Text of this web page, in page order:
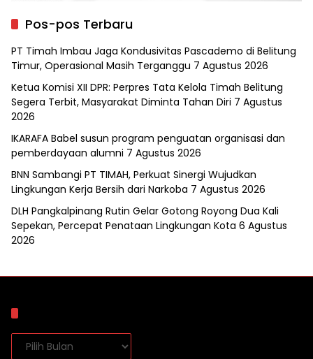
Pos-pos Terbaru
PT Timah Imbau Jaga Kondusivitas Pascademo di Belitung
Timur, Operasional Masih Terganggu 7 Agustus 2026
Ketua Komisi XII DPR: Perpres Tata Kelola Timah Belitung
Segera Terbit, Masyarakat Diminta Tahan Diri 7 Agustus
2026
IKARAFA Babel susun program penguatan organisasi dan
pemberdayaan alumni 7 Agustus 2026
BNN Sambangi PT TIMAH, Perkuat Sinergi Wujudkan
Lingkungan Kerja Bersih dari Narkoba 7 Agustus 2026
DLH Pangkalpinang Rutin Gelar Gotong Royong Dua Kali
Sepekan, Percepat Penataan Lingkungan Kota 6 Agustus
2026
Arsip